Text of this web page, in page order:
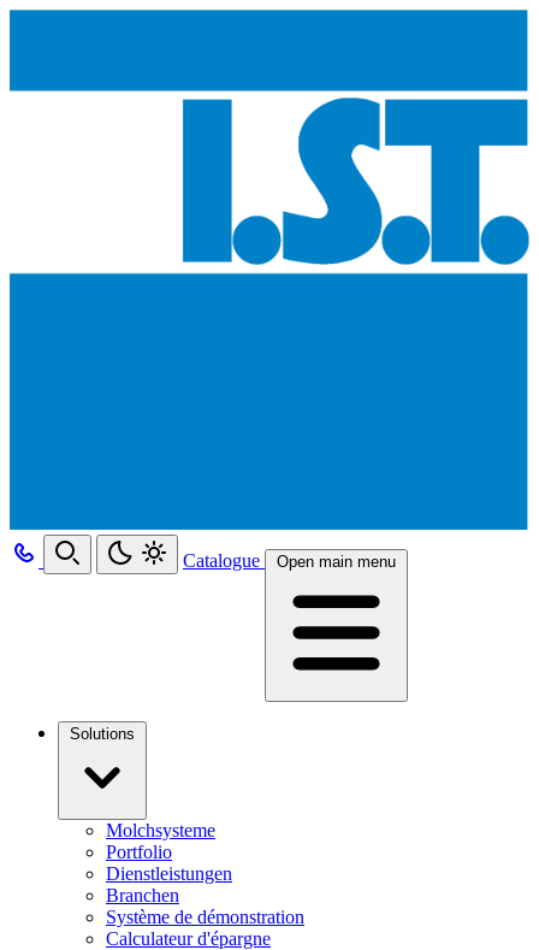
Catalogue Open main menu
Solutions
Molchsysteme
Portfolio
Dienstleistungen
Branchen
Système de démonstration
Calculateur d'épargne